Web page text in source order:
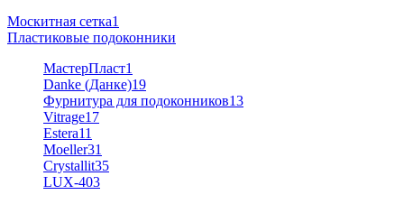
Москитная сетка1
Пластиковые подоконники
МастерПласт1
Danke (Данке)19
Фурнитура для подоконников13
Vitrage17
Estera11
Moeller31
Crystallit35
LUX-403